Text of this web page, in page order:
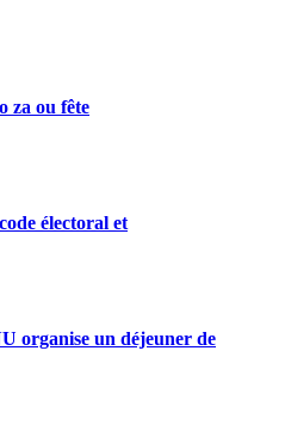
za ou fête
électoral et
organise un déjeuner de